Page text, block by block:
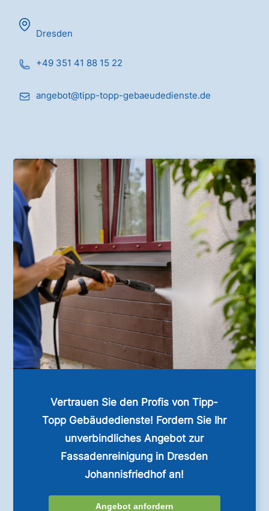
Dresden
+49 351 41 88 15 22
angebot@tipp-topp-gebaeudedienste.de
Vertrauen Sie den Profis von Tipp-
Topp Gebäudedienste! Fordern Sie Ihr
unverbindliches Angebot zur
Fassadenreinigung in Dresden
Johannisfriedhof an!
Angebot anfordern